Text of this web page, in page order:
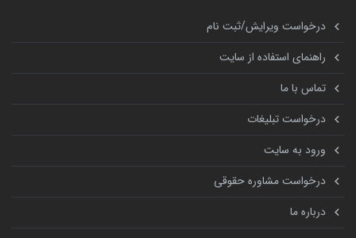
درخواست ویرایش/ثبت نام
راهنمای استفاده از سایت
تماس با ما
درخواست تبلیغات
ورود به سایت
درخواست مشاوره حقوقی
درباره ما